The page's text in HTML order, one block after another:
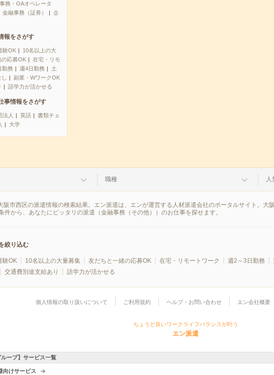
務・OAオペレータ
金融事務（証券）
企
報をさがす
験OK
10名以上の大
の応募OK
在宅・リモ
勤務 週4日勤務
土
副業・WワークOK
語学力が活かせる
事情報をさがす
法人 英語
書類チェ
大学
職種 人
阪市西区の派遣情報の検索結果。エン派遣は、エンが運営する人材派遣会社のポータルサイト。大
件から、あなたにピッタリの派遣（金融事務（その他））のお仕事を探せます。
絞り込む
験OK 10名以上の大量募集 友だちと一緒の応募OK 在宅・リモートワーク 週2～3日勤務
交通費別途支給あり 語学力が活かせる
個人情報の取り扱いについて ご利用規約 ヘルプ・お問い合わせ エン会社概要
ちょうど良いワークライフバランスが叶う
エン派遣
ループ】サービス一覧
向けサービス